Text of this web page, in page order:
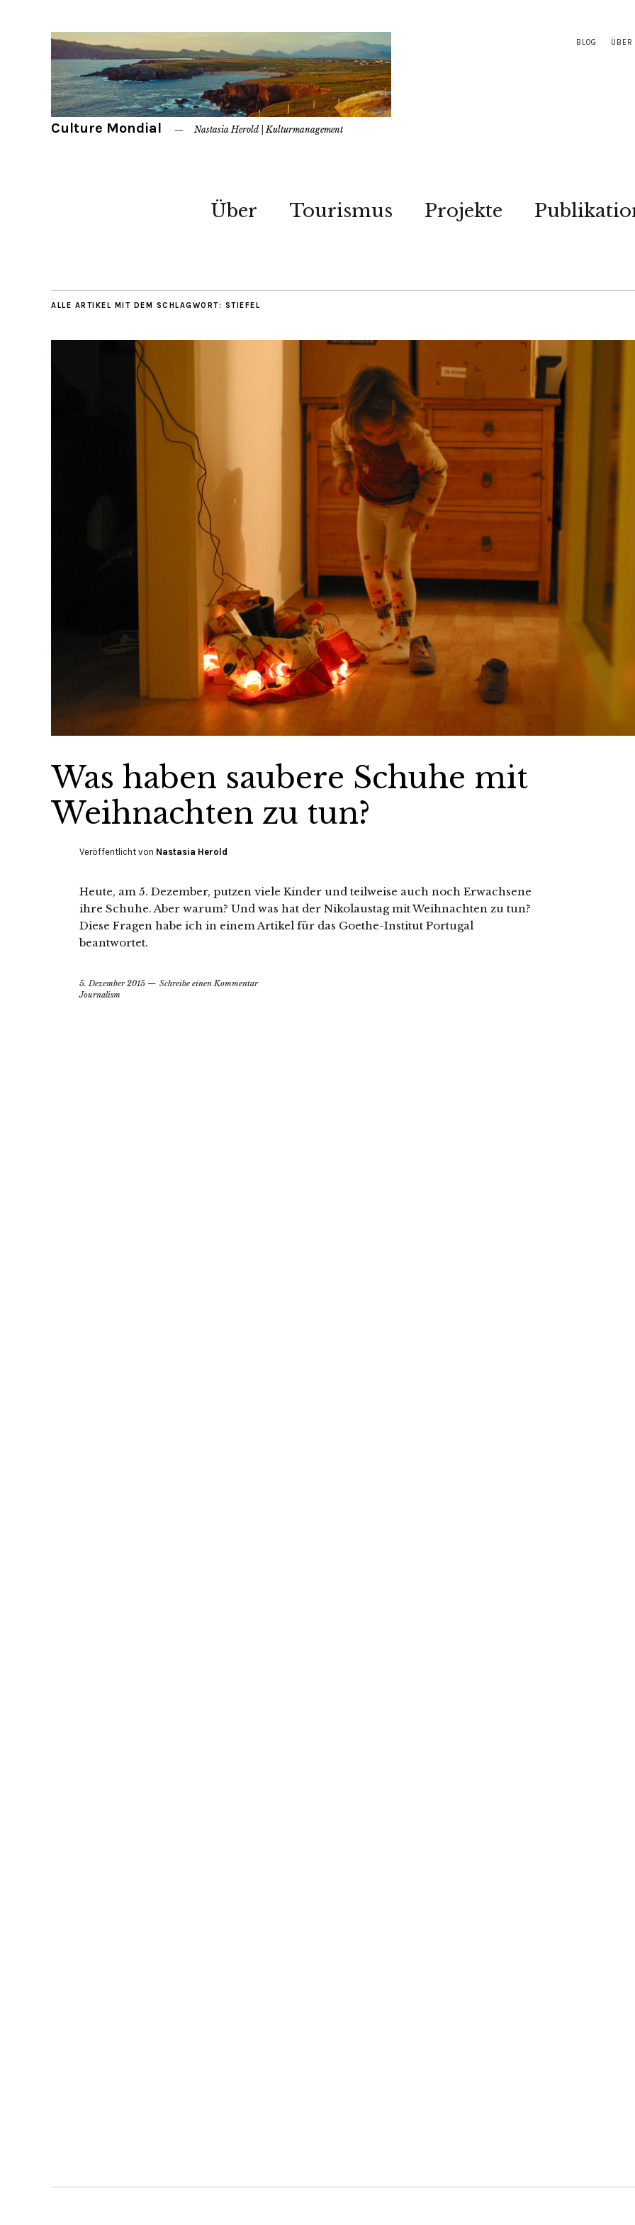
BLOG ÜBER
Culture Mondial Nastasia Herold | Kulturmanagement
Über Tourismus Projekte
ALLE ARTIKEL MIT DEM SCHLAGWORT: STIEFEL
Was haben saubere Schuhe mit
Weihnachten zu tun?
Veröffentlicht von Nastasia Herold
Heute, am 5. Dezember, putzen viele Kinder und teilweise auch noch Erwachsene
ihre Schuhe. Aber warum? Und was hat der Nikolaustag mit Weihnachten zu tun?
Diese Fragen habe ich in einem Artikel für das Goethe-Institut Portugal
beantwortet.
5. Dezember 2015
Schreibe einen Kommentar
Journalism